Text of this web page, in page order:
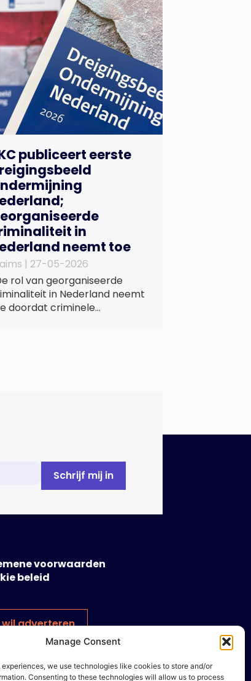
Manage Consent
we use technologies like cookies to store and/or
Consenting to these technologies will allow us to process
publiceert eerste
in
neemt toe
| 27-05-2026
rol van georganiseerde
in Nederland neemt
doordat criminele
Ondermijnende […]
voorwaarden
beleid
wil adverteren